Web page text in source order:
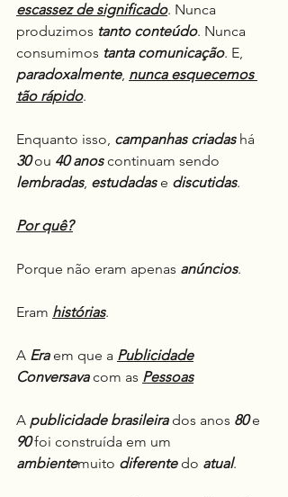
escassez de significado. Nunca
produzimos tanto conteúdo. Nunca
consumimos tanta comunicação. E,
paradoxalmente, nunca esquecemos
tão rápido.
Enquanto isso, campanhas criadas há
30 ou 40 anos continuam sendo
lembradas, estudadas e discutidas.
Por quê?
Porque não eram apenas anúncios.
Eram histórias.
A Era em que a Publicidade
Conversava com as Pessoas
A publicidade brasileira dos anos 80 e
90 foi construída em um
ambientemuito diferente do atual.